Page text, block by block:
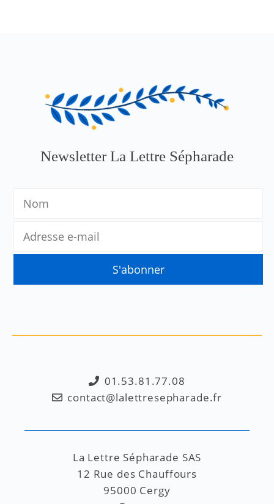
Newsletter La Lettre Sépharade
01.53.81.77.08
contact@lalettresepharade.fr
La Lettre Sépharade SAS
12 Rue des Chauffours
95000 Cergy